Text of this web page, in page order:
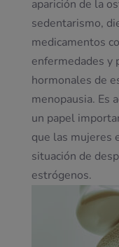
aparición de la
sedentarismo,
medicamentos
enfermedades y
hormonales de
menopausia. Es
un papel
que las mujeres
situación de
estrógenos.